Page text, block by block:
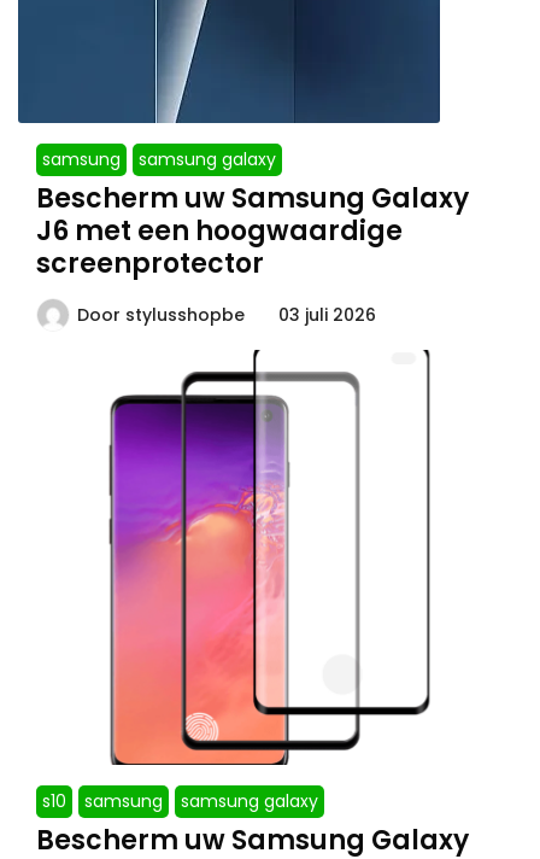
samsung samsung galaxy
Bescherm uw Samsung Galaxy
J6 met een hoogwaardige
screenprotector
Door stylusshopbe 03 juli 2026
s10 samsung samsung galaxy
Bescherm uw Samsung Galaxy